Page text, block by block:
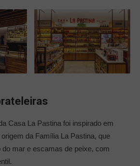
Casa La Pastina foi inspirado em
da Família La Pastina, que
mar e escamas de peixe, com